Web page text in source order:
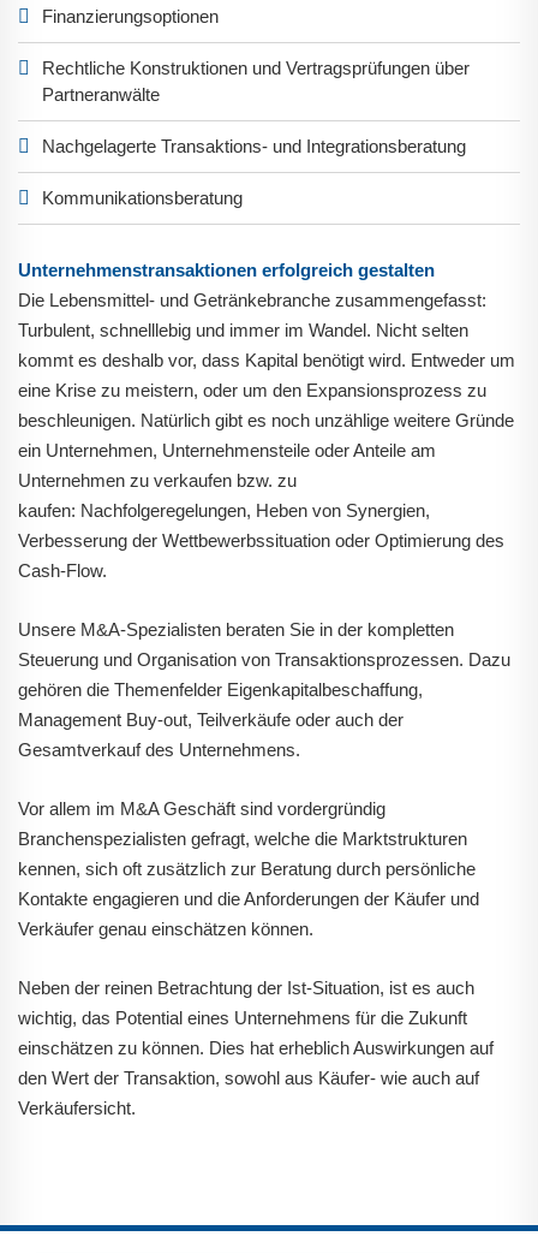
Finanzierungsoptionen
Rechtliche Konstruktionen und Vertragsprüfungen über
Partneranwälte
Nachgelagerte Transaktions- und Integrationsberatung
Kommunikationsberatung
Unternehmenstransaktionen erfolgreich gestalten
Die Lebensmittel- und Getränkebranche zusammengefasst:
Turbulent, schnelllebig und immer im Wandel. Nicht selten
kommt es deshalb vor, dass Kapital benötigt wird. Entweder um
eine Krise zu meistern, oder um den Expansionsprozess zu
beschleunigen. Natürlich gibt es noch unzählige weitere Gründe
ein Unternehmen, Unternehmensteile oder Anteile am
Unternehmen zu verkaufen bzw. zu
kaufen: Nachfolgeregelungen, Heben von Synergien,
Verbesserung der Wettbewerbssituation oder Optimierung des
Cash-Flow.
Unsere M&A-Spezialisten beraten Sie in der kompletten
Steuerung und Organisation von Transaktionsprozessen. Dazu
gehören die Themenfelder Eigenkapitalbeschaffung,
Management Buy-out, Teilverkäufe oder auch der
Gesamtverkauf des Unternehmens.
Vor allem im M&A Geschäft sind vordergründig
Branchenspezialisten gefragt, welche die Marktstrukturen
kennen, sich oft zusätzlich zur Beratung durch persönliche
Kontakte engagieren und die Anforderungen der Käufer und
Verkäufer genau einschätzen können.
Neben der reinen Betrachtung der Ist-Situation, ist es auch
wichtig, das Potential eines Unternehmens für die Zukunft
einschätzen zu können. Dies hat erheblich Auswirkungen auf
den Wert der Transaktion, sowohl aus Käufer- wie auch auf
Verkäufersicht.